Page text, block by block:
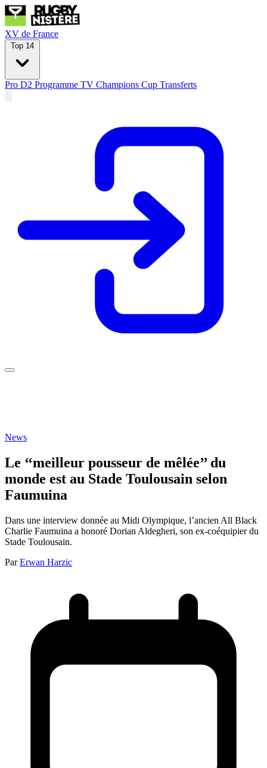
XV de France
Top 14
Pro D2 Programme TV Champions Cup Transferts
News
Le ‘‘meilleur pousseur de mêlée’’ du
monde est au Stade Toulousain selon
Faumuina
Dans une interview donnée au Midi Olympique, l’ancien All Black
Charlie Faumuina a honoré Dorian Aldegheri, son ex-coéquipier du
Stade Toulousain.
Par Erwan Harzic